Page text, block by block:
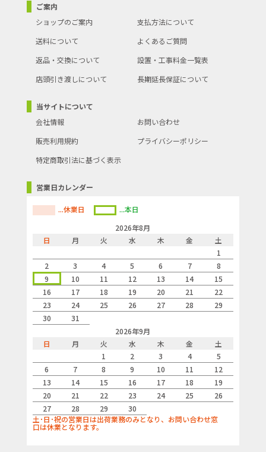
ご案内
ショップのご案内
支払方法について
送料について
よくあるご質問
返品・交換について
設置・工事料金一覧表
店頭引き渡しについて
長期延長保証について
当サイトについて
会社情報
お問い合わせ
販売利用規約
プライバシーポリシー
特定商取引法に基づく表示
営業日カレンダー
...休業日
...本日
2026年8月
日
月 火 水 木 金
土
1
2
3 4 5 6 7
8
9
10 11 12 13 14
15
16
17 18 19 20 21
22
23
24 25 26 27 28
29
30
31
2026年9月
日
月 火 水 木 金
土
1
2 3 4
5
6
7 8 9 10 11
12
13
14 15 16 17 18
19
20
21 22 23 24 25
26
27
28 29
30
土･日･祝の営業日は出荷業務のみとなり、お問い合わせ窓
口は休業となります。